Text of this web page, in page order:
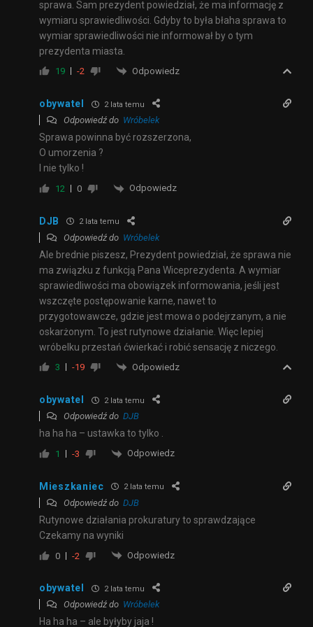
sprawa. Sam prezydent powiedział, że ma informację z
wymiaru sprawiedliwości. Gdyby to była błaha sprawa to
wymiar sprawiedliwości nie informował by o tym
prezydenta miasta.
19 -2 Odpowiedz
obywatel 2 lata temu
Odpowiedź do Wróbelek
Sprawa powinna być rozszerzona,
O umorzenia ?
I nie tylko !
12 0 Odpowiedz
DJB 2 lata temu
Odpowiedź do Wróbelek
Ale brednie piszesz, Prezydent powiedział, że sprawa nie
ma związku z funkcją Pana Wiceprezydenta. A wymiar
sprawiedliwości ma obowiązek informowania, jeśli jest
wszczęte postępowanie karne, nawet to
przygotowawcze, gdzie jest mowa o podejrzanym, a nie
oskarżonym. To jest rutynowe działanie. Więc lepiej
wróbelku przestań ćwierkać i robić sensację z niczego.
3 -19 Odpowiedz
obywatel 2 lata temu
Odpowiedź do DJB
ha ha ha – ustawka to tylko .
1 -3 Odpowiedz
Mieszkaniec 2 lata temu
Odpowiedź do DJB
Rutynowe działania prokuratury to sprawdzające
Czekamy na wyniki
0 -2 Odpowiedz
obywatel 2 lata temu
Odpowiedź do Wróbelek
Ha ha ha – ale byłyby jaja !